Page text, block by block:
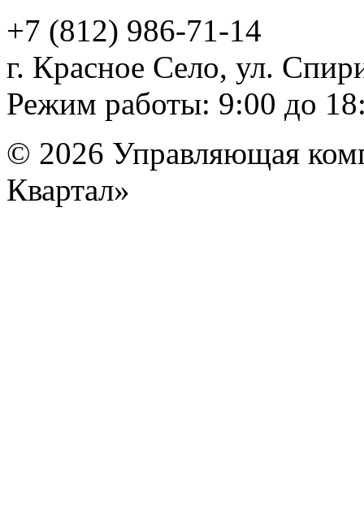
+7 (812) 986-71-14
г. Красное Село, ул.
Режим работы: 9:00 до
© 2026 Управляющая
Квартал»